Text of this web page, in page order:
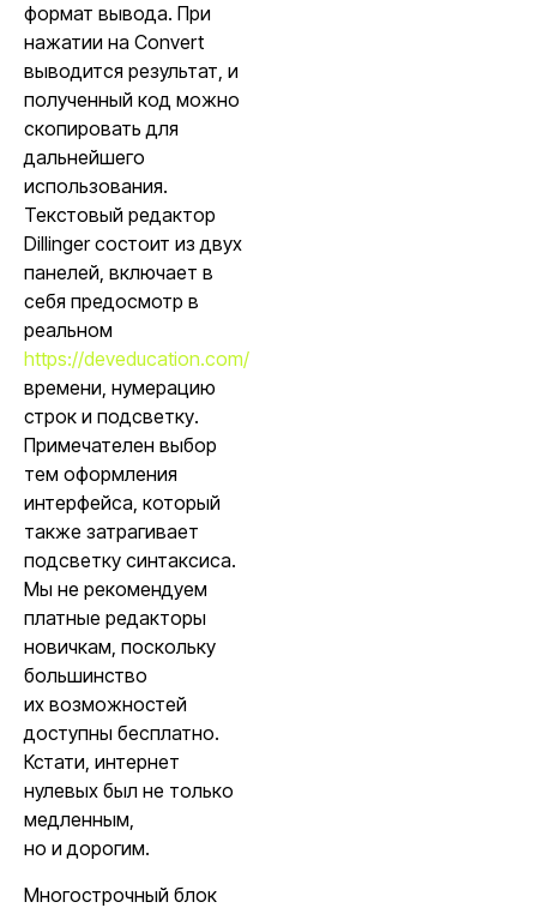
формат вывода. При
нажатии на Convert
выводится результат, и
полученный код можно
скопировать для
дальнейшего
использования.
Текстовый редактор
Dillinger состоит из двух
панелей, включает в
себя предосмотр в
реальном
https://deveducation.com/
времени, нумерацию
строк и подсветку.
Примечателен выбор
тем оформления
интерфейса, который
также затрагивает
подсветку синтаксиса.
Мы не рекомендуем
платные редакторы
новичкам, поскольку
большинство
их возможностей
доступны бесплатно.
Кстати, интернет
нулевых был не только
медленным,
но и дорогим.
Многострочный блок